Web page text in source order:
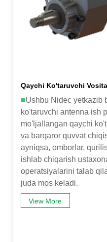
Qaychi Ko'taruvchi Vosita
■Ushbu Nidec yetkazib
ko'taruvchi antenna ish
mo'ljallangan qaychi
va barqaror quvvat
ayniqsa, omborlar,
ishlab chiqarish
operatsiyalarini talab
juda mos keladi.
View More